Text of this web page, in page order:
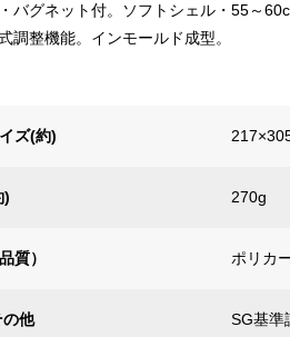
バグネット付。ソフトシェル・55～
調整機能。インモールド成型。
ズ(約)
) 270g
質） ポリカ
の他
SG基準